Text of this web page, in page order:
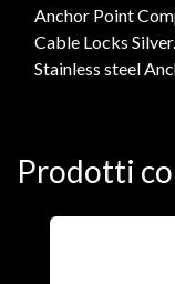
Anchor Point
Cable Locks
Stainless steel
Prodotti